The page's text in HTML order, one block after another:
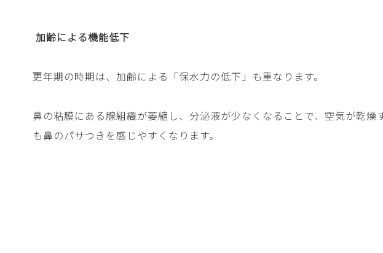
加齢による機能低下
更年期の時期は、加齢による「保水力の低下」も重なります。
鼻の粘膜にある腺組織が萎縮し、分泌液が少なくなることで、空気が乾燥
も鼻のパサつきを感じやすくなります。